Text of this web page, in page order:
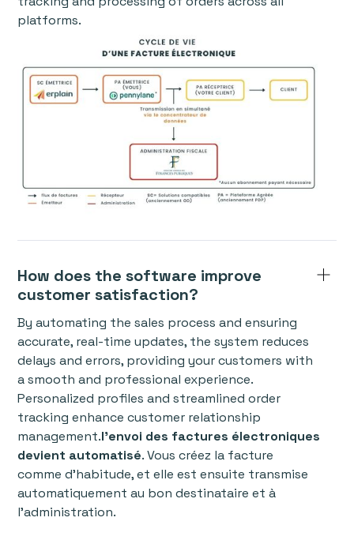
platforms.
How does the software improve
customer satisfaction?
By automating the sales process and ensuring
accurate, real-time updates, the system reduces
delays and errors, providing your customers with
a smooth and professional experience.
Personalized profiles and streamlined order
tracking enhance customer relationship
management.l’envoi des factures électroniques
devient automatisé. Vous créez la facture
comme d’habitude, et elle est ensuite transmise
automatiquement au bon destinataire et à
l’administration.